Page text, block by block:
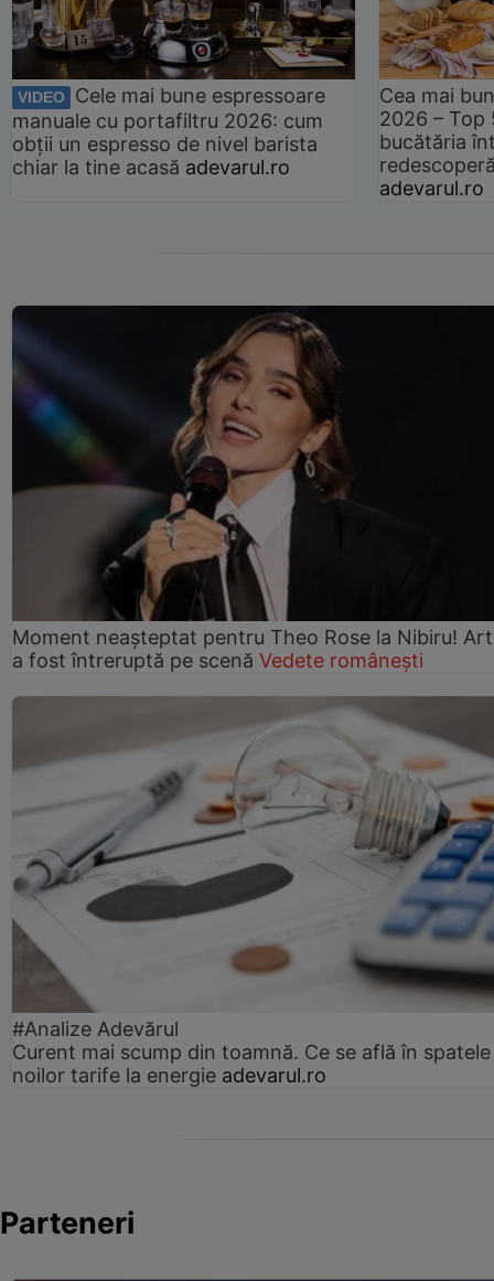
VIDEO
Cele mai bune espressoare
manuale cu portafiltru 2026: cum
obții un espresso de nivel barista
chiar la tine acasă adevarul.ro
Cea mai
2026 –
bucătăria
adevarul.ro
Moment neașteptat pentru Theo Rose la Nibiru!
a fost întreruptă pe scenă Vedete românești
#Analize Adevărul
Curent mai scump din toamnă. Ce se află în spatele
noilor tarife la energie adevarul.ro
Parteneri